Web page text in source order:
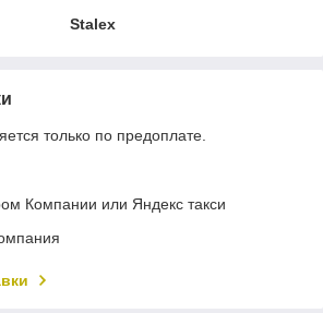
Stalex
только по предоплате.
Компании или Яндекс такси